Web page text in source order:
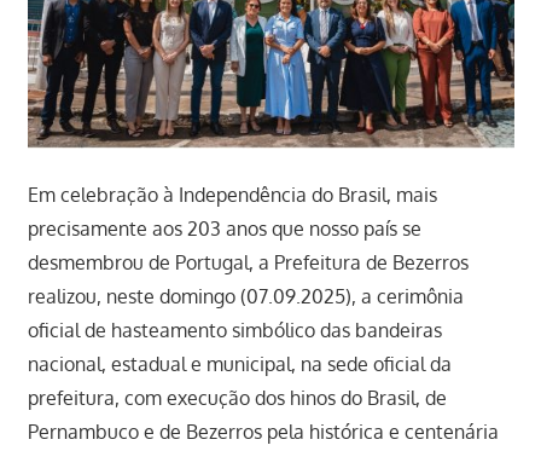
Em celebração à Independência do Brasil, mais
precisamente aos 203 anos que nosso país se
desmembrou de Portugal, a Prefeitura de Bezerros
realizou, neste domingo (07.09.2025), a cerimônia
oficial de hasteamento simbólico das bandeiras
nacional, estadual e municipal, na sede oficial da
prefeitura, com execução dos hinos do Brasil, de
Pernambuco e de Bezerros pela histórica e centenária